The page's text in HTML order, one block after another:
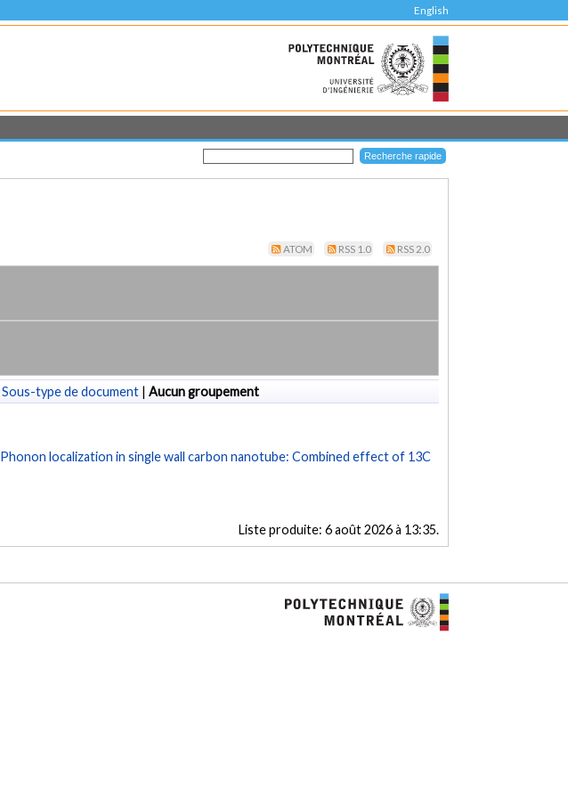
English
ATOM RSS 1.0 RSS 2.0
Sous-type de document | Aucun groupement
Phonon localization in single wall carbon nanotube: Combined effect of 13C
Liste produite: 6 août 2026 à 13:35.